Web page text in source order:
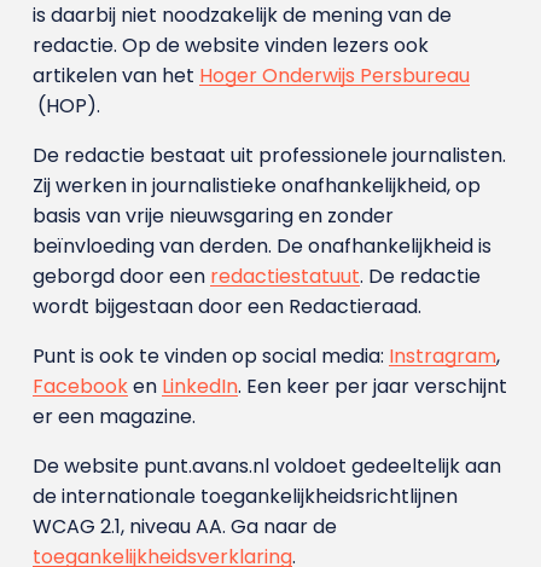
is daarbij niet noodzakelijk de mening van de
redactie. Op de website vinden lezers ook
artikelen van het Hoger Onderwijs Persbureau
(HOP).
De redactie bestaat uit professionele journalisten.
Zij werken in journalistieke onafhankelijkheid, op
basis van vrije nieuwsgaring en zonder
beïnvloeding van derden. De onafhankelijkheid is
geborgd door een redactiestatuut. De redactie
wordt bijgestaan door een Redactieraad.
Punt is ook te vinden op social media: Instragram,
Facebooken LinkedIn. Een keer per jaar verschijnt
er een magazine.
De website punt.avans.nl voldoet gedeeltelijk aan
de internationale toegankelijkheidsrichtlijnen
WCAG 2.1, niveau AA. Ga naar de
toegankelijkheidsverklaring.